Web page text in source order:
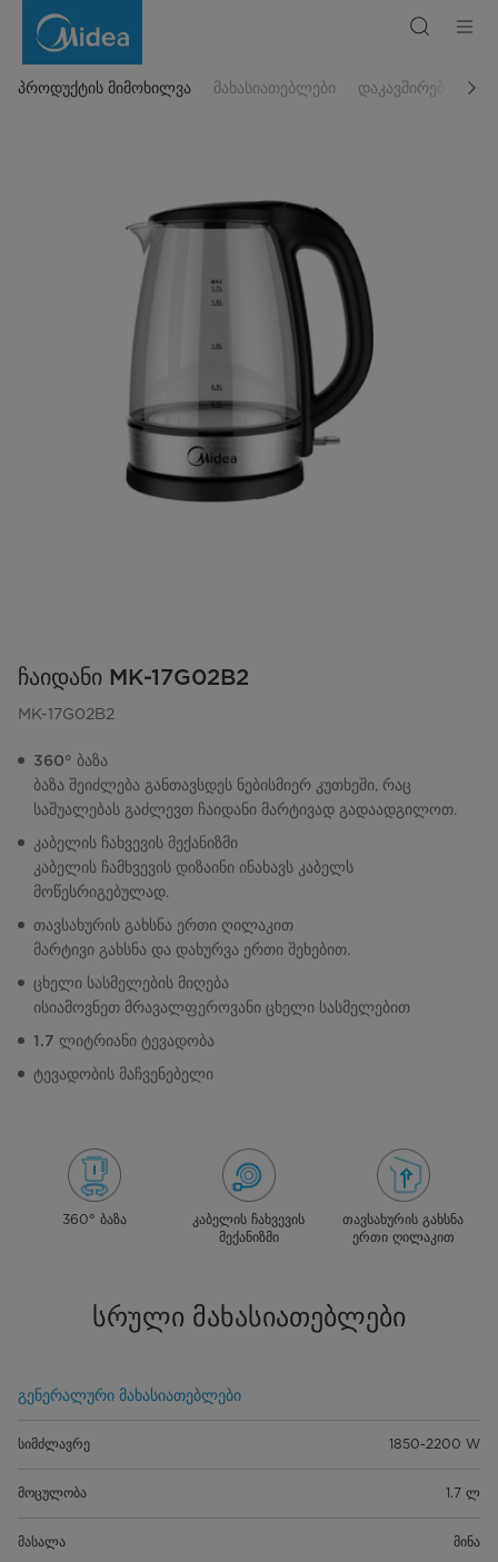
17G02B2
პროდუქტის მიმოხილვა მახასიათებლები დაკავშირებული
ჩაიდანი MK-17G02B2
MK-17G02B2
360° ბაზა
ბაზა შეიძლება განთავსდეს ნებისმიერ კუთხეში, რაც
საშუალებას გაძლევთ ჩაიდანი მარტივად გადაადგილოთ.
კაბელის ჩახვევის მექანიზმი
კაბელის ჩამხვევის დიზაინი ინახავს კაბელს
მოწესრიგებულად.
თავსახურის გახსნა ერთი ღილაკით
მარტივი გახსნა და დახურვა ერთი შეხებით.
ცხელი სასმელების მიღება
ისიამოვნეთ მრავალფეროვანი ცხელი სასმელებით
1.7 ლიტრიანი ტევადობა
ტევადობის მაჩვენებელი
360° ბაზა
კაბელის ჩახვევის
მექანიზმი
თავსახურის გახსნა
ერთი ღილაკით
სრული მახასიათებლები
გენერალური მახასიათებლები
სიმძლავრე 1850-2200 W
მოცულობა 1.7 ლ
მასალა მინა